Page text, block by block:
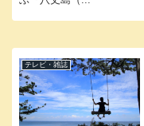
テレビ・雑誌